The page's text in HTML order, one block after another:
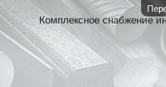
Комплексное снабжение